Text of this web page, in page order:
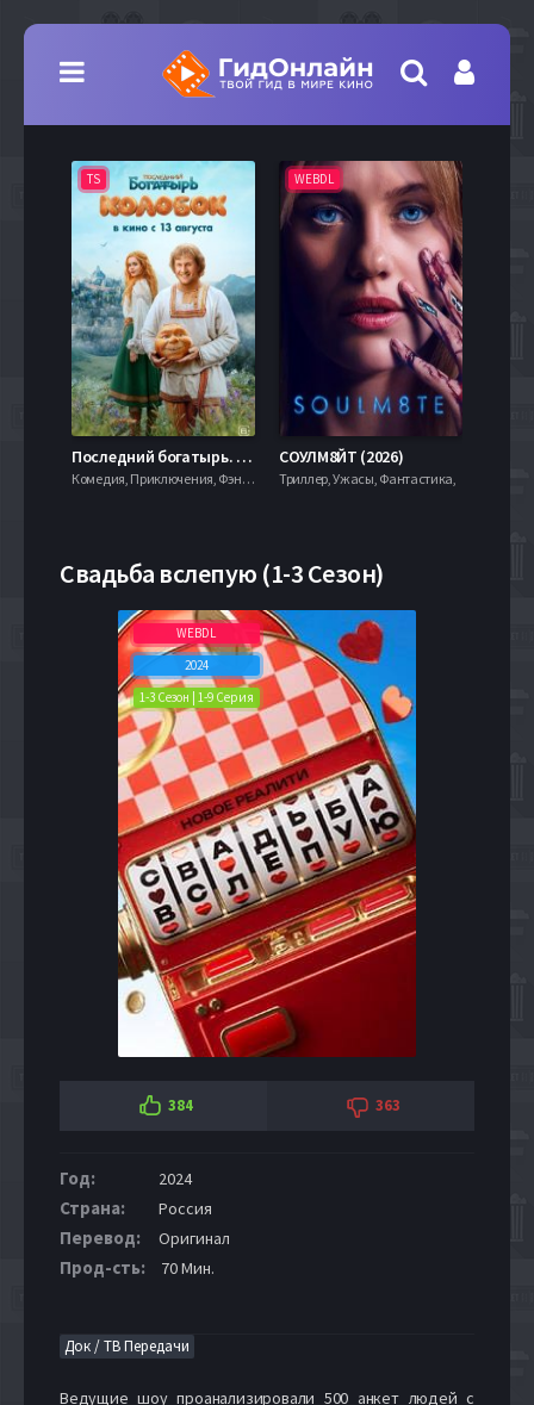
TS
Последний богатырь. Колобок (2026)
Комедия, Приключения, Фэнтези,
WEBDL
СОУЛМ8ЙТ (2026)
Триллер, Ужасы, Фантастика,
Свадьба вслепую (1-3 Сезон)
WEBDL
2024
1-3 Сезон | 1-9 Серия
384 363
Год: 2024
Страна: Россия
Перевод: Оригинал
Прод-сть: 70 Мин.
Док / ТВ Передачи
Ведущие шоу проанализировали 500 анкет людей с